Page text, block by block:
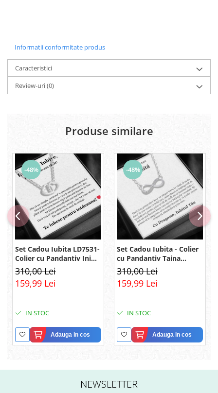
Informatii conformitate produs
Caracteristici
Review-uri(0)
Produse similare
-48%
Set Cadou Iubita LD7531-
Colier cu Pandantiv Inimi
Pereche din Argint 925
placat cu rodiu, Cutie
Elegantă și Felicitare
310,00 Lei
159,99 Lei
IN STOC
Adauga in cos
-48%
Set Cadou Iubita - Colier
cu Pandantiv Taina
Infinitului din Argint 925
placat cu rodiu, Cutie
Elegantă și Mesaj
310,00 Lei
159,99 Lei
IN STOC
Adauga in cos
NEWSLETTER